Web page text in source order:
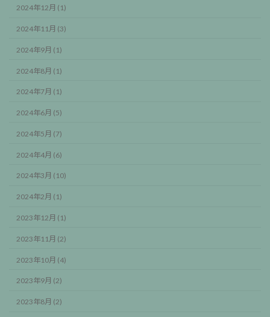
2024年12月 (1)
2024年11月 (3)
2024年9月 (1)
2024年8月 (1)
2024年7月 (1)
2024年6月 (5)
2024年5月 (7)
2024年4月 (6)
2024年3月 (10)
2024年2月 (1)
2023年12月 (1)
2023年11月 (2)
2023年10月 (4)
2023年9月 (2)
2023年8月 (2)